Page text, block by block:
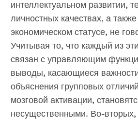
интеллектуальном развитии,
личностных качествах, а
экономическом статусе, не
Учитывая то, что каждый из
связан с управляющим
выводы, касающиеся
объяснения групповых
мозговой активации,
несущественными. Во-